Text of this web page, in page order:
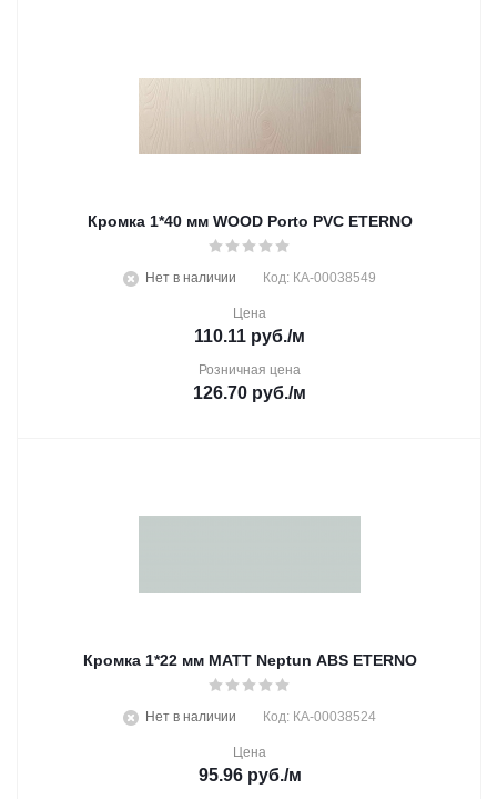
Кромка 1*40 мм WOOD Porto PVC ETERNO
Нет в наличии Код: КА-00038549
Цена
110.11 руб./м
Розничная цена
126.70 руб./м
Кромка 1*22 мм MATT Neptun ABS ETERNO
Нет в наличии Код: КА-00038524
Цена
95.96руб./м